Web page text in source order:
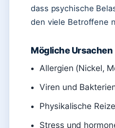
dass psychische
den viele Betroffene
Mögliche Ursachen
Allergien (Nickel,
Viren und
Physikalische
Stress und